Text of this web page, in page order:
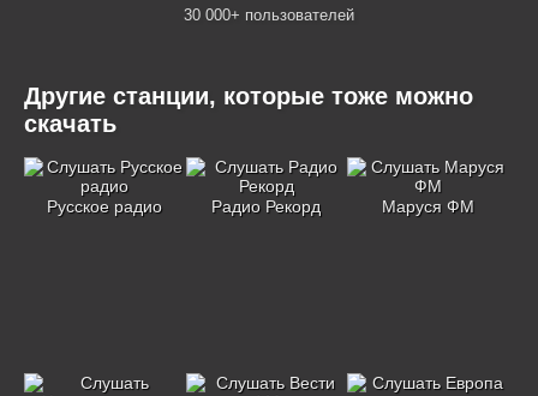
30 000+ пользователей
Другие станции, которые тоже можно
скачать
Русское радио Радио Рекорд Маруся ФМ